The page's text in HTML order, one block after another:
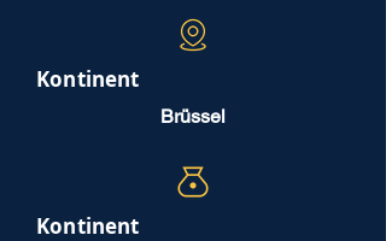
Kontinent
Brüssel
Kontinent